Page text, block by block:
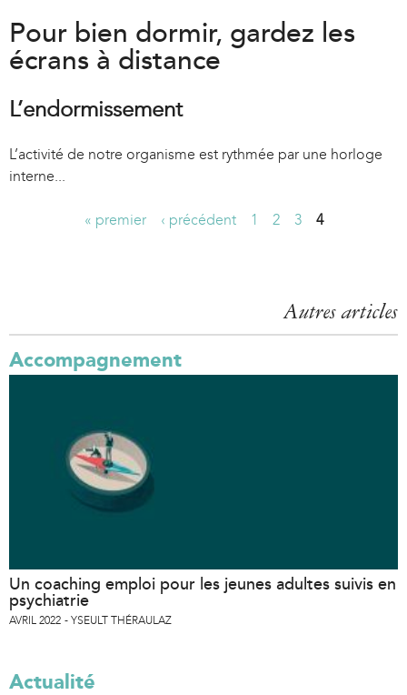
Pour bien dormir, gardez les
écrans à distance
L’endormissement
L’activité de notre organisme est rythmée par une horloge
interne...
e
s
« premier ‹ précédent 1 2 3 4
Autres articles
Accompagnement
Un coaching emploi pour les jeunes adultes suivis en
psychiatrie
AVRIL 2022 YSEULT THÉRAULAZ
Actualité